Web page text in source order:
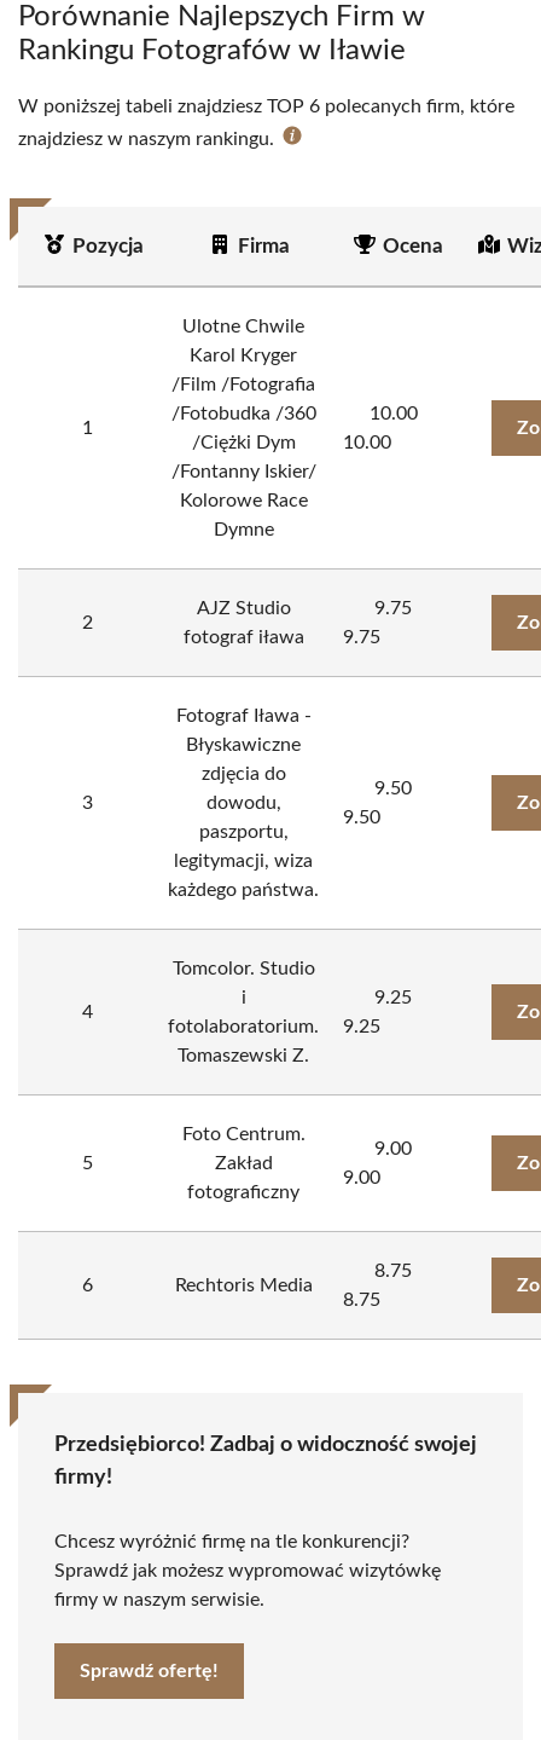
Porównanie Najlepszych Firm w
Rankingu Fotografów w Iławie
W poniższej tabeli znajdziesz TOP 6 polecanych firm, które
znajdziesz w naszym rankingu.
Pozycja Firma Ocena
1
Ulotne Chwile
Karol Kryger
/Film /Fotografia
/Fotobudka /360
/Ciężki Dym
/Fontanny Iskier/
Kolorowe Race
Dymne
10.00
10.00
2
AJZ Studio
fotograf iława
9.75
9.75
3
Fotograf Iława -
Błyskawiczne
zdjęcia do
dowodu,
paszportu,
legitymacji, wiza
każdego państwa.
9.50
9.50
4
Tomcolor. Studio
i
fotolaboratorium.
Tomaszewski Z.
9.25
9.25
5
Foto Centrum.
Zakład
fotograficzny
9.00
9.00
6 Rechtoris Media
8.75
8.75
Przedsiębiorco! Zadbaj o widoczność swojej
firmy!
Chcesz wyróżnić firmę na tle konkurencji?
Sprawdź jak możesz wypromować wizytówkę
firmy w naszym serwisie.
Sprawdź ofertę!